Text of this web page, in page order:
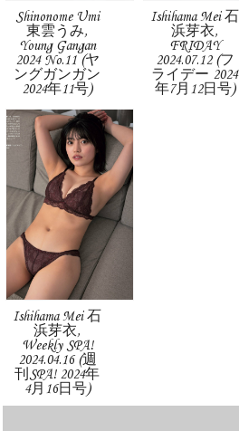
Shinonome Umi
東雲うみ,
Young Gangan
2024 No.11 (ヤ
ングガンガン
2024年11号)
Ishihama Mei 石
浜芽衣,
FRIDAY
2024.07.12 (フ
ライデー 2024
年7月12日号)
Ishihama Mei 石
浜芽衣,
Weekly SPA!
2024.04.16 (週
刊SPA! 2024年
4月16日号)